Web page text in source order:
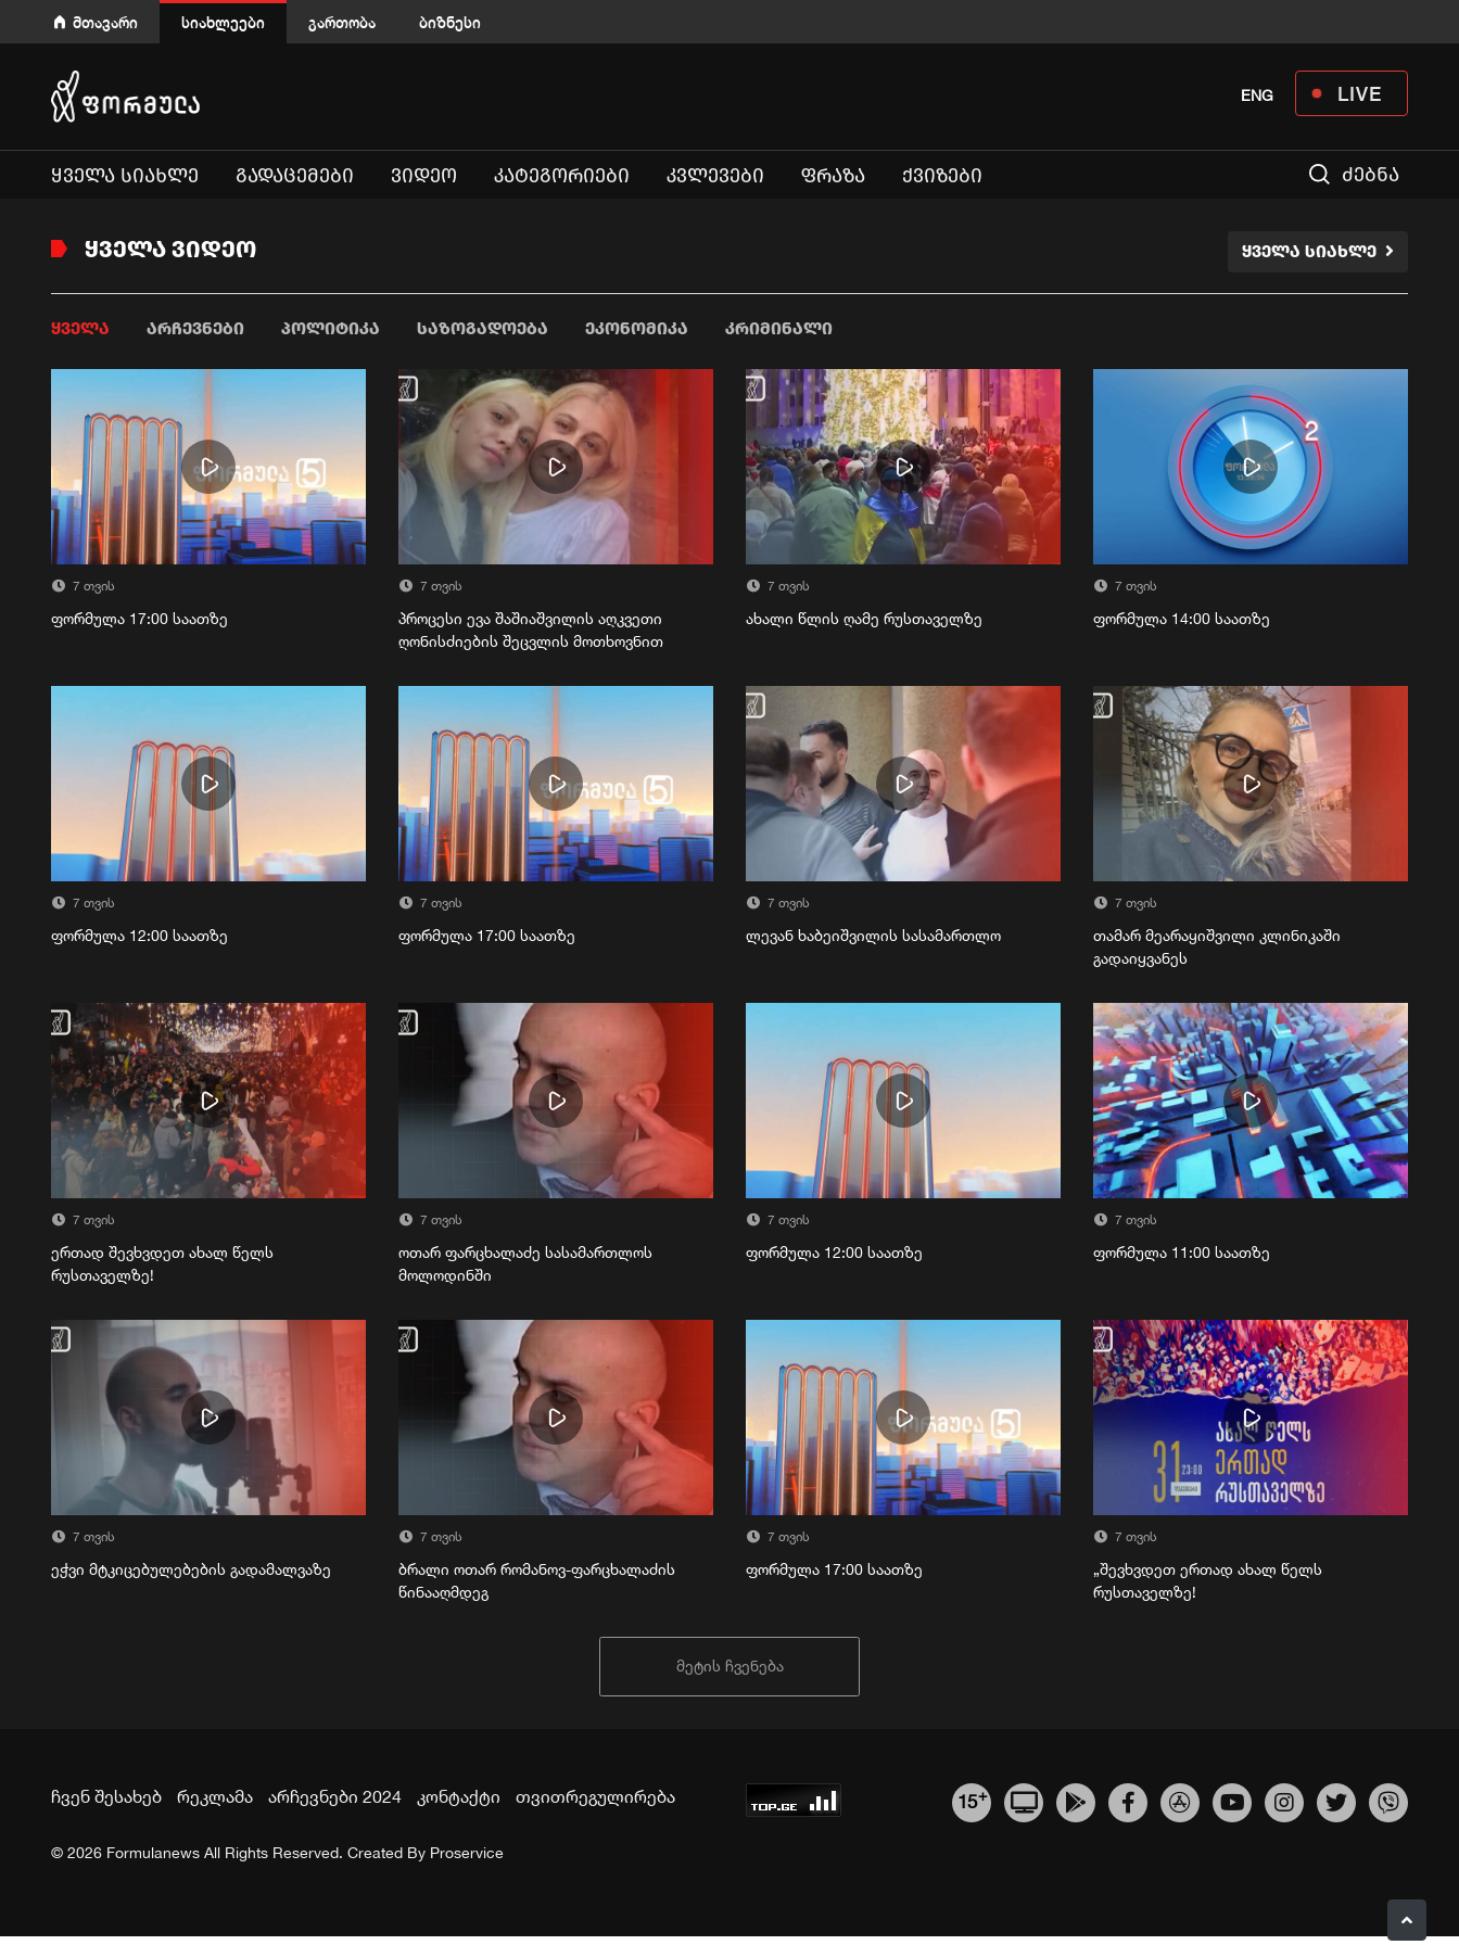
მთავარი სიახლეები გართობა ბიზნესი
LIVE
ENG
ᲧᲕᲔᲚᲐ ᲡᲘᲐᲮᲚᲔ ᲒᲐᲓᲐᲪᲔᲛᲔᲑᲘ ᲕᲘᲓᲔᲝ ᲙᲐᲢᲔᲒᲝᲠᲘᲔᲑᲘ ᲙᲕᲚᲔᲕᲔᲑᲘ ᲤᲠᲐᲖᲐ ᲥᲕᲘᲖᲔᲑᲘ ძებნა
ᲧᲕᲔᲚᲐ ᲕᲘᲓᲔᲝ ᲧᲕᲔᲚᲐ ᲡᲘᲐᲮᲚᲔ
ᲧᲕᲔᲚᲐ ᲐᲠᲩᲔᲕᲜᲔᲑᲘ ᲞᲝᲚᲘᲢᲘᲙᲐ ᲡᲐᲖᲝᲒᲐᲓᲝᲔᲑᲐ ᲔᲙᲝᲜᲝᲛᲘᲙᲐ ᲙᲠᲘᲛᲘᲜᲐᲚᲘ
7 თვის
ფორმულა 17:00 საათზე
7 თვის
პროცესი ევა შაშიაშვილის აღკვეთი
ღონისძიების შეცვლის მოთხოვნით
7 თვის
ახალი წლის ღამე რუსთაველზე
7 თვის
ფორმულა 14:00 საათზე
7 თვის
ფორმულა 12:00 საათზე
7 თვის
ფორმულა 17:00 საათზე
7 თვის
ლევან ხაბეიშვილის სასამართლო
7 თვის
თამარ მეარაყიშვილი კლინიკაში
გადაიყვანეს
7 თვის
ერთად შევხვდეთ ახალ წელს
რუსთაველზე!
7 თვის
ოთარ ფარცხალაძე სასამართლოს
მოლოდინში
7 თვის
ფორმულა 12:00 საათზე
7 თვის
ფორმულა 11:00 საათზე
7 თვის
ეჭვი მტკიცებულებების გადამალვაზე
7 თვის
ბრალი ოთარ რომანოვ-ფარცხალაძის
წინააღმდეგ
7 თვის
ფორმულა 17:00 საათზე
7 თვის
„შევხვდეთ ერთად ახალ წელს
რუსთაველზე!
მეტის ჩვენება
ჩვენ შესახებ რეკლამა არჩევნები 2024 კონტაქტი თვითრეგულირება 15+
© 2026 Formulanews All Rights Reserved. Created By Proservice